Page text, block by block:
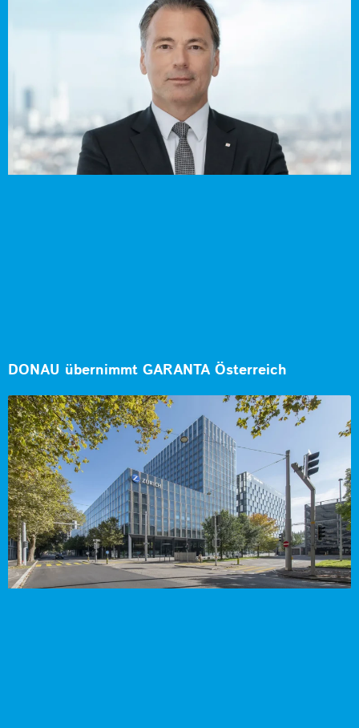
DONAU übernimmt GARANTA Österreich